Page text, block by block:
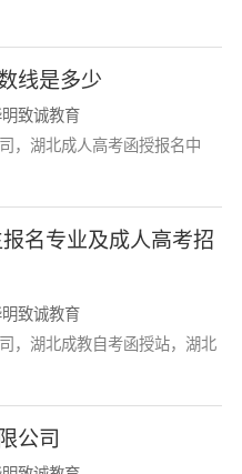
1600余亩，校舍建筑
善的教学、科研、文
齐全的基础实验室和专
空调和开水、热 水供
各类藏书600余万册。
络、智慧快捷的 校务
有湖北
程研究设计院和湖北
院所，办有1个独立学
线是多少
致诚教育
，湖北成人高考函授报名中
名专业及成人高考招
致诚教育
，湖北成教自考函授站，湖北
公司